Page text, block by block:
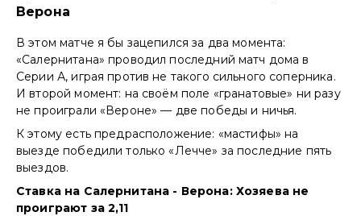
Верона
В этом матче я бы зацепился за два момента:
«Салернитана» проводил последний матч дома в
Серии А, играя против не такого сильного соперника.
И второй момент: на своём поле «гранатовые» ни разу
не проиграли «Вероне» — две победы и ничья.
К этому есть предрасположение: «мастифы» на
выезде победили только «Лечче» за последние пять
выездов.
Ставка на Салернитана - Верона: Хозяева не
проиграют за 2,11